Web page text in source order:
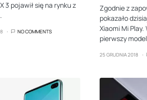
3 pojawił się na rynku z
NO COMMENTS
Zgodnie z
pokazało
Xiaomi Mi
pierwszy
25 GRUDNIA 2018